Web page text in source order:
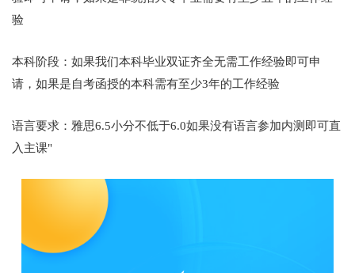
验
本科阶段：如果我们本科毕业双证齐全无需工作经验即可申
请，如果是自考函授的本科需有至少3年的工作经验
语言要求：雅思6.5小分不低于6.0如果没有语言参加内测即可直
入主课"